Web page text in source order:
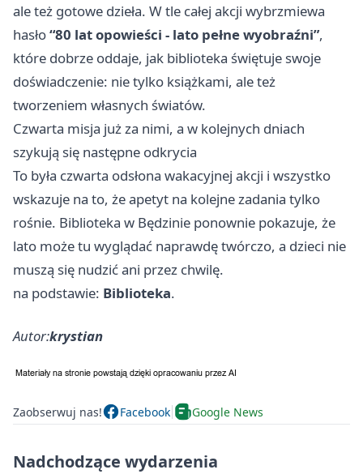
ale też gotowe dzieła. W tle całej akcji wybrzmiewa
hasło“80 lat opowieści - lato pełne wyobraźni”,
które dobrze oddaje, jak biblioteka świętuje swoje
doświadczenie: nie tylko książkami, ale też
tworzeniem własnych światów.
Czwarta misja już za nimi, a w kolejnych dniach
szykują się następne odkrycia
To była czwarta odsłona wakacyjnej akcji i wszystko
wskazuje na to, że apetyt na kolejne zadania tylko
rośnie. Biblioteka w Będzinie ponownie pokazuje, że
lato może tu wyglądać naprawdę twórczo, a dzieci nie
muszą się nudzić ani przez chwilę.
na podstawie: Biblioteka.
Autor:krystian
Zaobserwuj nas! Facebook Google News
Nadchodzące wydarzenia